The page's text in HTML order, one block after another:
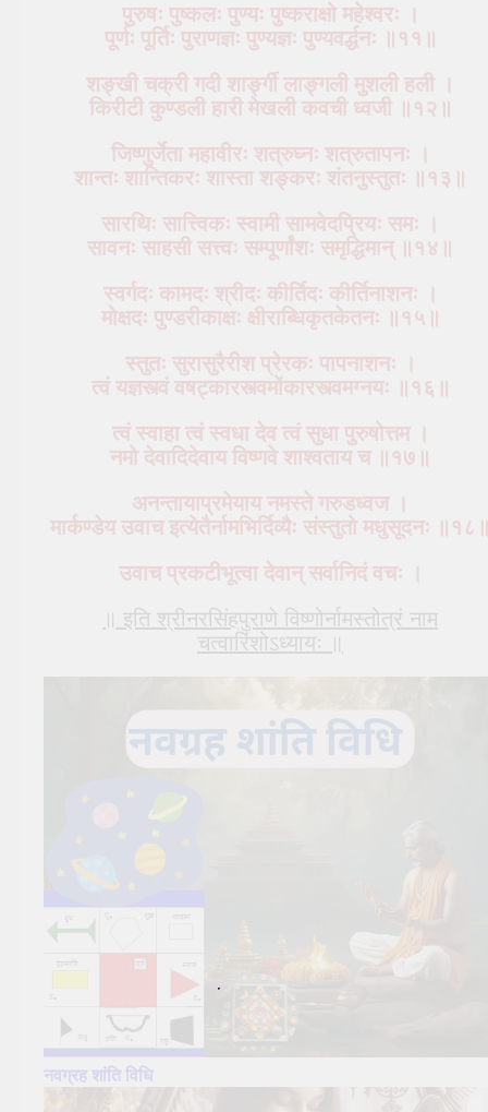
पुरुषः पुष्कलः पुण्यः पुष्कराक्षो महेश्वरः ।
पूर्णः पूर्तिः पुराणज्ञः पुण्यज्ञः पुण्यवर्द्धनः ॥११॥
शङ्खी चक्री गदी शार्ङ्गी लाङ्गली मुशली हली ।
किरीटी कुण्डली हारी मेखली कवची ध्वजी ॥१२॥
जिष्णुर्जेता महावीरः शत्रुघ्नः शत्रुतापनः ।
शान्तः शान्तिकरः शास्ता शङ्करः शंतनुस्तुतः ॥१३॥
सारथिः सात्त्विकः स्वामी सामवेदप्रियः समः ।
सावनः साहसी सत्त्वः सम्पूर्णांशः समृद्धिमान् ॥१४॥
स्वर्गदः कामदः श्रीदः कीर्तिदः कीर्तिनाशनः ।
मोक्षदः पुण्डरीकाक्षः क्षीराब्धिकृतकेतनः ॥१५॥
स्तुतः सुरासुरैरीश प्रेरकः पापनाशनः ।
त्वं यज्ञस्त्वं वषट्कारस्त्वमोंकारस्त्वमग्नयः ॥१६॥
त्वं स्वाहा त्वं स्वधा देव त्वं सुधा पुरुषोत्तम ।
नमो देवादिदेवाय विष्णवे शाश्वताय च ॥१७॥
अनन्तायाप्रमेयाय नमस्ते गरुडध्वज ।
मार्कण्डेय उवाच इत्येतैर्नामभिर्दिव्यैः संस्तुतो मधुसूदनः
उवाच प्रकटीभूत्वा देवान् सर्वानिदं वचः ।
॥ इति श्रीनरसिंहपुराणे विष्णोर्नामस्तोत्रं नाम
चत्वारिंशोऽध्यायः ॥
नवग्रह शांति विधि